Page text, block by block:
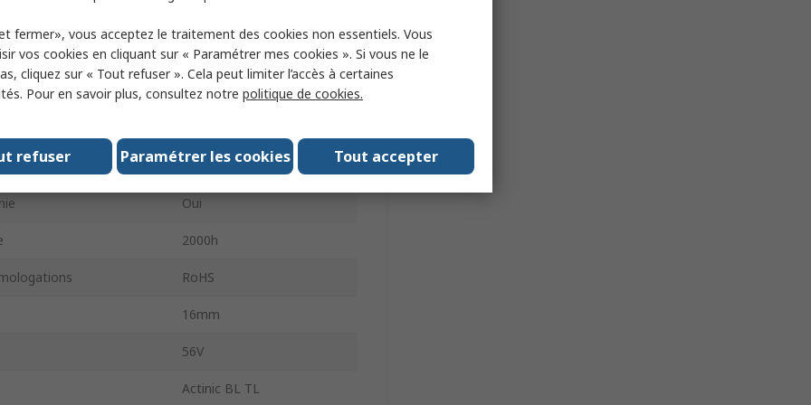
300mm
16mm
maximale 365nm
Oui
2000h
RoHS
16mm
56V
Actinic BL TL
fermer», vous acceptez le traitement des cookies non essentiels. Vous
vos cookies en cliquant sur « Paramétrer mes cookies ». Si vous ne le
cliquez sur « Tout refuser ». Cela peut limiter l’accès à certaines
Pour en savoir plus, consultez notre politique de cookies.
Tout accepter
Paramétrer les cookies
refuser